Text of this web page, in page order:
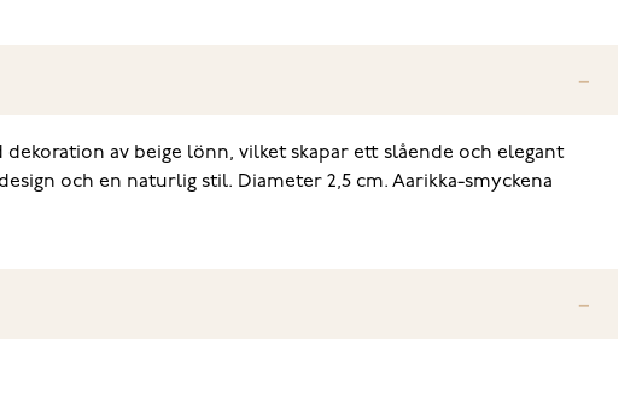
av beige lönn, vilket skapar ett slående och elegant
och en naturlig stil. Diameter 2,5 cm. Aarikka-smyckena